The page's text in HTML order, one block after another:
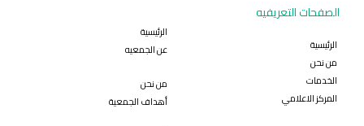
الصفحات التعريفيه
الرئيسية
من نحن
الخدمات
المركز الاعلامي
الرئيسية
عن الجمعيه
من نحن
أهداف الجمعية